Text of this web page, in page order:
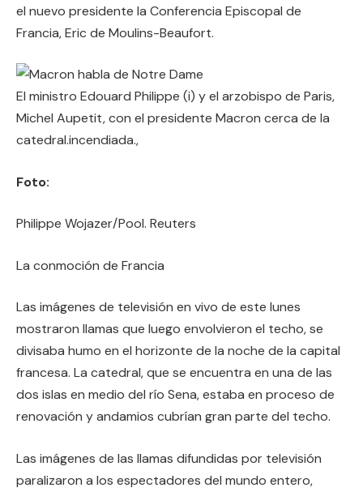
el nuevo presidente la Conferencia Episcopal de
Francia, Eric de Moulins-Beaufort.
El ministro Edouard Philippe (i) y el arzobispo de Paris,
Michel Aupetit, con el presidente Macron cerca de la
catedral.incendiada.,
Foto:
Philippe Wojazer/Pool. Reuters
La conmoción de Francia
Las imágenes de televisión en vivo de este lunes
mostraron llamas que luego envolvieron el techo, se
divisaba humo en el horizonte de la noche de la capital
francesa. La catedral, que se encuentra en una de las
dos islas en medio del río Sena, estaba en proceso de
renovación y andamios cubrían gran parte del techo.
Las imágenes de las llamas difundidas por televisión
paralizaron a los espectadores del mundo entero,